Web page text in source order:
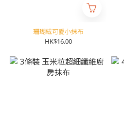
珊瑚絨可愛小抹布
HK$16.00